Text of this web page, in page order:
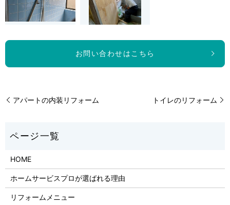
お問い合わせはこちら
アパートの内装リフォーム トイレのリフォーム
HOME
ホームサービスプロが選ばれる理由
リフォームメニュー